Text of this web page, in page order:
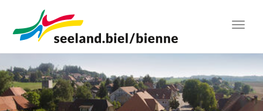
Hauptinhalt
springen
Toggle